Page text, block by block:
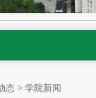
态 > 学院新闻